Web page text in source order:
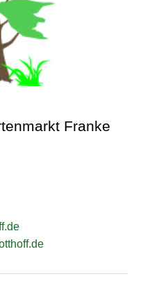
Franke